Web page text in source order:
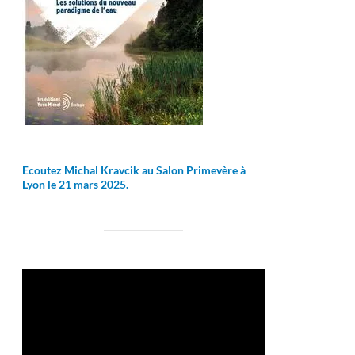
Ecoutez Michal Kravcik au Salon Primevère à
Lyon le 21 mars 2025.